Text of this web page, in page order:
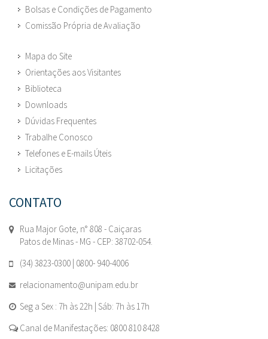
Bolsas e Condições de Pagamento
Comissão Própria de Avaliação
Mapa do Site
Orientações aos Visitantes
Biblioteca
Downloads
Dúvidas Frequentes
Trabalhe Conosco
Telefones e E-mails Úteis
Licitações
CONTATO
Rua Major Gote, n° 808 - Caiçaras
Patos de Minas - MG - CEP: 38702-054.
(34) 3823-0300 | 0800- 940-4006
relacionamento@unipam.edu.br
Seg a Sex : 7h às 22h | Sáb: 7h às 17h
Canal de Manifestações: 0800 810 8428